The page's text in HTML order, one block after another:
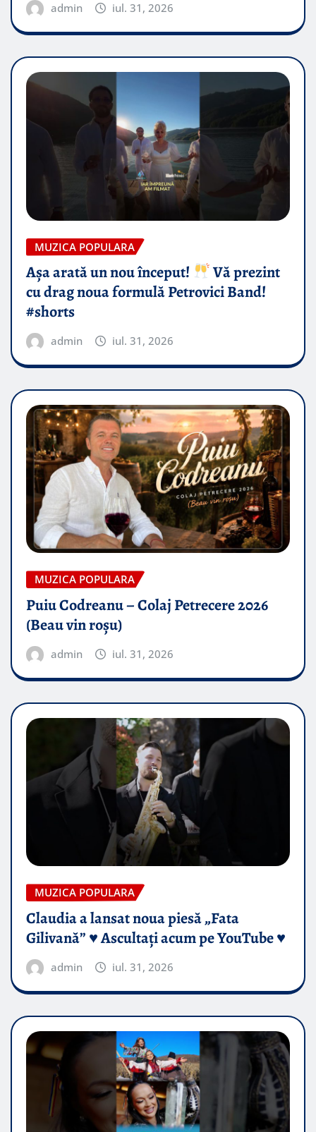
admin iul. 31, 2026
MUZICA POPULARA
Așa arată un nou început!
Vă prezint
cu drag noua formulă Petrovici Band!
#shorts
admin iul. 31, 2026
MUZICA POPULARA
Puiu Codreanu – Colaj Petrecere 2026
(Beau vin roșu)
admin iul. 31, 2026
MUZICA POPULARA
Claudia a lansat noua piesă „Fata
Gilivană” ♥️ Ascultați acum pe YouTube ♥️
admin iul. 31, 2026